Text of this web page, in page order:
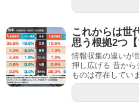
これからは世
思う根拠2つ【
情報収集の違いが
押し広げる 昔から
ものは存在してい